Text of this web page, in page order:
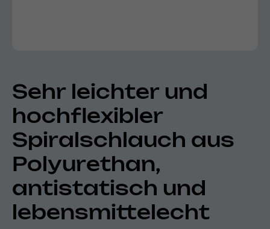
Sehr leichter und
hochflexibler
Spiralschlauch aus
Polyurethan,
antistatisch und
lebensmittelecht